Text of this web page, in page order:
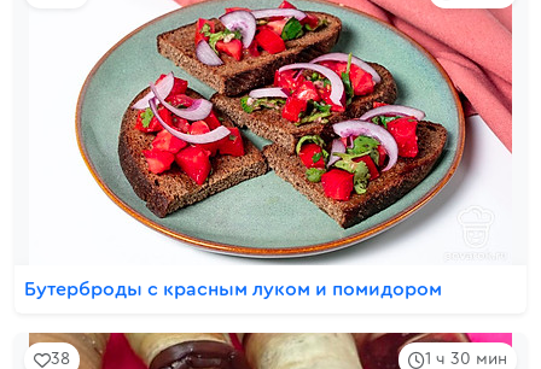
Бутерброды с красным луком и помидором
1 ч 30 мин
38